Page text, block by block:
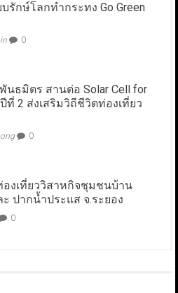
รักษ์โลกทำกระทง Go Green
0
นธมิตร สานต่อ Solar Cell for
ที่ 2 ส่งเสริมวิถีชีวิตท่องเที่ยว
0
องเที่ยววิสาหกิจชุมชนบ้าน
ปากน้ำประแส จ.ระยอง
0